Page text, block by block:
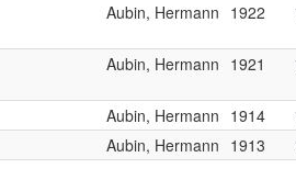
Aubin, Hermann 1922
Aubin, Hermann 1921
Aubin, Hermann 1914
Aubin, Hermann 1913